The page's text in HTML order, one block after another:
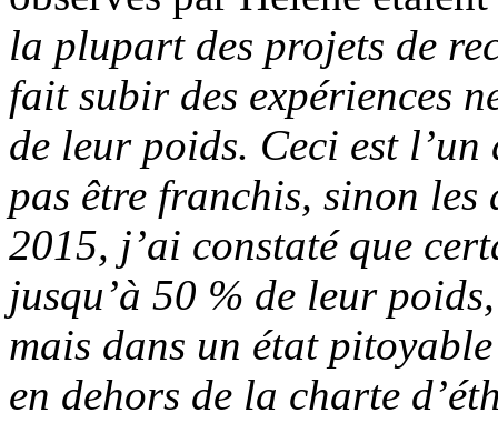
la plupart des projets de
fait subir des expériences
de leur poids. Ceci est
pas être franchis, sinon les
2015, j’ai constaté que
jusqu’à 50 % de leur
mais dans un état
en dehors de la charte